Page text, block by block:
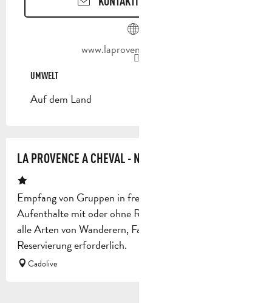
www.laprovenceacheval.fr
UMWELT
UMWELT
Auf dem Land
LA PROVENCE A CHEVAL - N° 831128
Empfang von Gruppen in freier Verwaltung für
Aufenthalte mit oder ohne Reitaktivitäten, geeignet für
alle Arten von Wanderern, Familien, Touristen.
Reservierung erforderlich.
Cadolive